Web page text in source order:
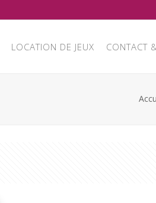
LOCATION DE JEUX CONTACT